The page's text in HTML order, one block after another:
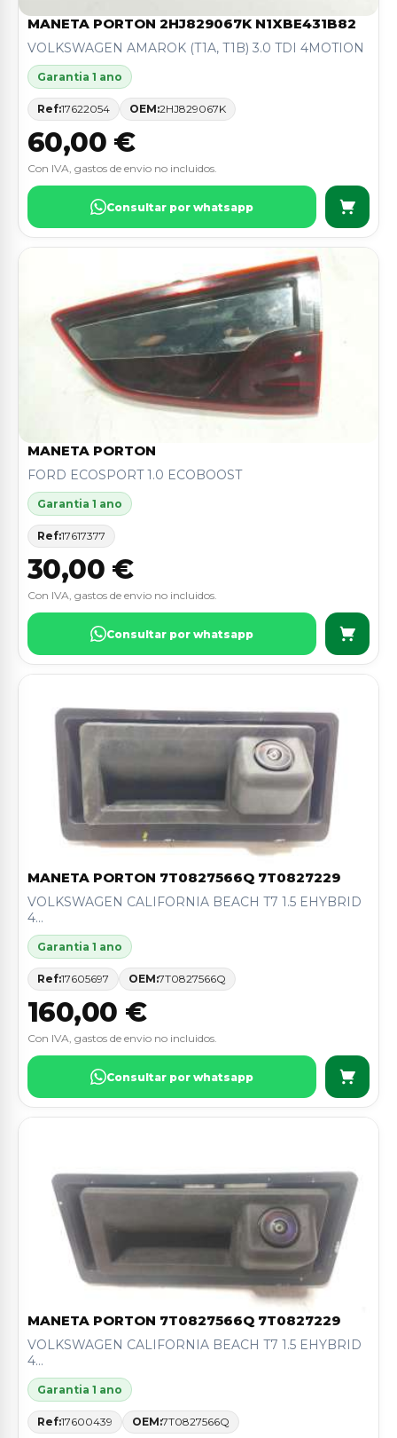
MANETA PORTON 2HJ829067K N1XBE431B82
VOLKSWAGEN AMAROK (T1A, T1B) 3.0 TDI 4MOTION
Garantia 1 ano
Ref:17622054 OEM:2HJ829067K
60,00 €
Con IVA, gastos de envio no incluidos.
Consultar por whatsapp
MANETA PORTON
FORD ECOSPORT 1.0 ECOBOOST
Garantia 1 ano
Ref:17617377
30,00 €
Con IVA, gastos de envio no incluidos.
Consultar por whatsapp
MANETA PORTON 7T0827566Q 7T0827229
VOLKSWAGEN CALIFORNIA BEACH T7 1.5 EHYBRID
4...
Garantia 1 ano
Ref:17605697 OEM:7T0827566Q
160,00 €
Con IVA, gastos de envio no incluidos.
Consultar por whatsapp
MANETA PORTON 7T0827566Q 7T0827229
VOLKSWAGEN CALIFORNIA BEACH T7 1.5 EHYBRID
4...
Garantia 1 ano
Ref:17600439 OEM:7T0827566Q